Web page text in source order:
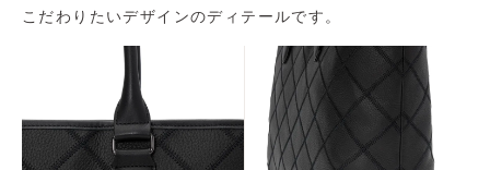
こだわりたいデザインのディテールです。